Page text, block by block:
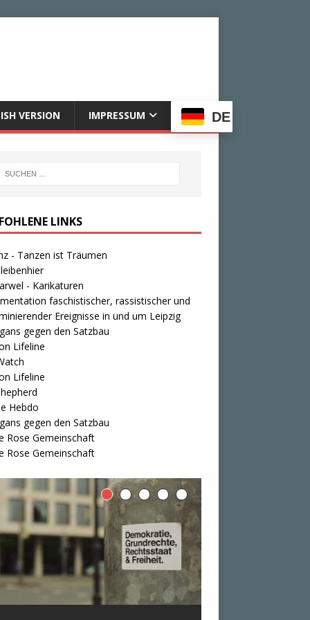
VERSION IMPRESSUM DE
LINKS
- Tanzen ist Träumen
- Karikaturen
faschistischer, rassistischer und
Ereignisse in und um Leipzig
gegen den Satzbau
Lifeline
Lifeline
Hebdo
gegen den Satzbau
Rose Gemeinschaft
Rose Gemeinschaft